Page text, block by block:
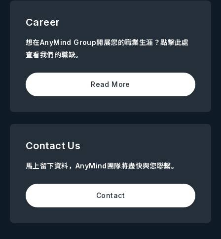
Career
想在AnyMind Group開展您的職業生涯？點擊此處
查看我們的職缺。
Read More
Contact Us
馬上留下資料，AnyMind團隊將盡快與您聯繫。
Contact